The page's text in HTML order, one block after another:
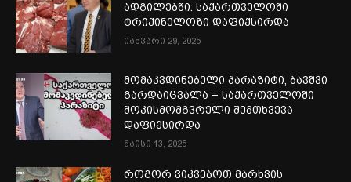
ადგილებში: საქართველოში
ტრიქინელოზი დაფიქსირდა
იანვარი 29, 2025
მომაკვდინებელი პარაზიტი, ბავშვი
გარდაიცვალა – საქართველოში
შოკისმომგვრელი შემთხვევა
დაფიქსირდა
მაისი 13, 2025
როგორ ვიკვებოთ მარხვის